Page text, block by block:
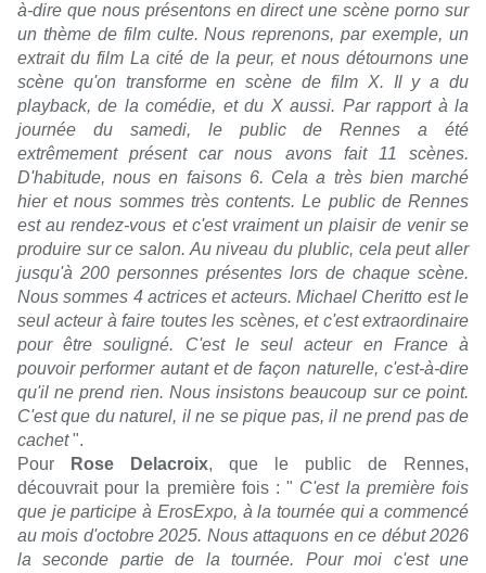
à-dire que nous présentons en direct une scène porno sur
un thème de film culte. Nous reprenons, par exemple, un
extrait du film La cité de la peur, et nous détournons une
scène qu'on transforme en scène de film X. Il y a du
playback, de la comédie, et du X aussi. Par rapport à la
journée du samedi, le public de Rennes a été
extrêmement présent car nous avons fait 11 scènes.
D'habitude, nous en faisons 6. Cela a très bien marché
hier et nous sommes très contents. Le public de Rennes
est au rendez-vous et c'est vraiment un plaisir de venir se
produire sur ce salon. Au niveau du plublic, cela peut aller
jusqu'à 200 personnes présentes lors de chaque scène.
Nous sommes 4 actrices et acteurs. Michael Cheritto est le
seul acteur à faire toutes les scènes, et c'est extraordinaire
pour être souligné. C'est le seul acteur en France à
pouvoir performer autant et de façon naturelle, c'est-à-dire
qu'il ne prend rien. Nous insistons beaucoup sur ce point.
C'est que du naturel, il ne se pique pas, il ne prend pas de
cachet".
Pour
Rose Delacroix, que le public de Rennes,
découvrait pour la première fois : " C'est la première fois
que je participe à ErosExpo, à la tournée qui a commencé
au mois d'octobre 2025. Nous attaquons en ce début 2026
la seconde partie de la tournée. Pour moi c'est une